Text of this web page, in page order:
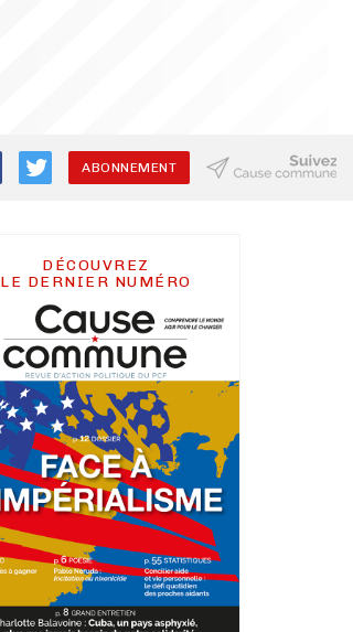
ABONNEMENT
DÉCOUVREZ
LE DERNIER NUMÉRO